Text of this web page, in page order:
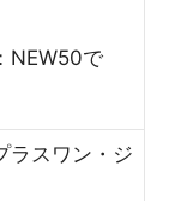
NEW50で
ラスワン・ジ